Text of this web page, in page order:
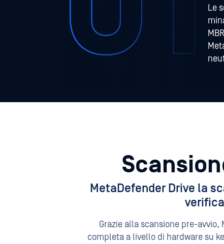
Le
MetaDefender Drive la
Grazie alla scansione pre-
completa a livello di hardware su